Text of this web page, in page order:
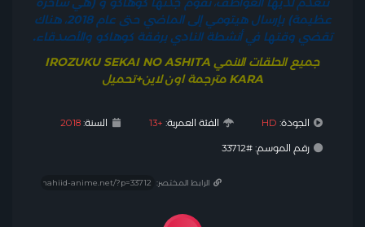
عظيمة) بإرسال هيتومي إلى الماضي حتى عام 2018، هناك
تقضي وقتها في أنشطة النادي برفقة كوهاكو والأصدقاء.
جميع الحلقات الانمي IROZUKU SEKAI NO ASHITA
KARA مترجمة اون لاين+تحميل
الجودة: HD الفئة العمرية: +13 السنة:2018
رقم الموسم: #33712
الرابط المختصر: